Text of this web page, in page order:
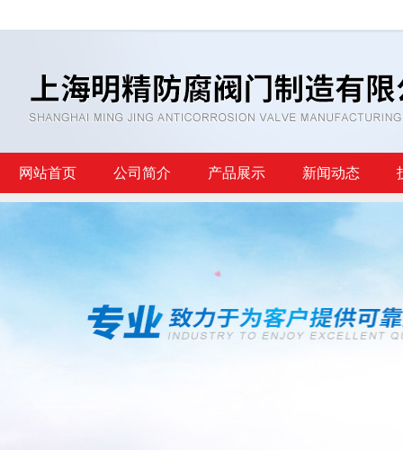
网站首页 公司简介 产品展示 新闻动态